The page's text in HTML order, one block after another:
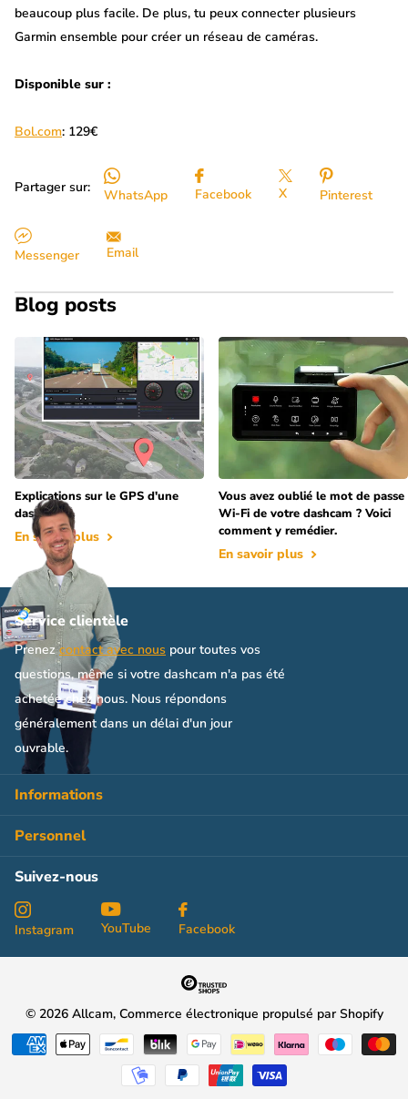
beaucoup plus facile. De plus, tu peux connecter plusieurs
Garmin ensemble pour créer un réseau de caméras.
Disponible sur :
Bol.com: 129€
Partager sur: WhatsApp Facebook X Pinterest
Messenger Email
Blog posts
Explications sur le GPS d'une
dashcam
En savoir plus
Vous avez oublié le mot de passe
Wi-Fi de votre dashcam ? Voici
comment y remédier.
En savoir plus
Service clientèle
Prenezcontact avec nous pour toutes vos
questions, même si votre dashcam n'a pas été
achetée chez nous. Nous répondons
généralement dans un délai d'un jour
ouvrable.
Informations
Personnel
Suivez-nous
Instagram YouTube Facebook
© 2026Allcam, Commerce électronique propulsé par Shopify